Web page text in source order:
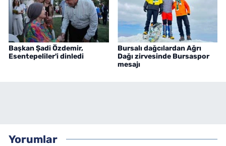
Başkan Şadi Özdemir,
Esentepeliler'i dinledi
Bursalı dağcılardan Ağrı
Dağı zirvesinde Bursaspor
mesajı
Yorumlar